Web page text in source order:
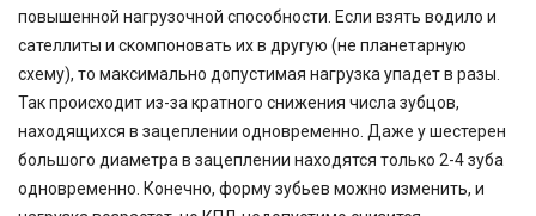
повышенной нагрузочной способности. Если взять водило и
сателлиты и скомпоновать их в другую (не планетарную
схему), то максимально допустимая нагрузка упадет в разы.
Так происходит из-за кратного снижения числа зубцов,
находящихся в зацеплении одновременно. Даже у шестерен
большого диаметра в зацеплении находятся только 2-4 зуба
одновременно. Конечно, форму зубьев можно изменить, и